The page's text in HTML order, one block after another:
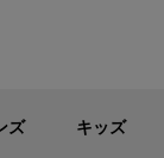
ズ キッズ